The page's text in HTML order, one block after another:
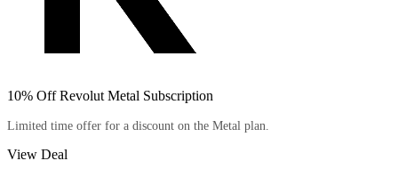
10% Off Revolut Metal Subscription
Limited time offer for a discount on the Metal plan.
View Deal